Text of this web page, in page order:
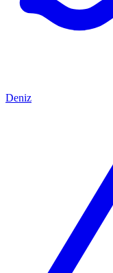
Deniz